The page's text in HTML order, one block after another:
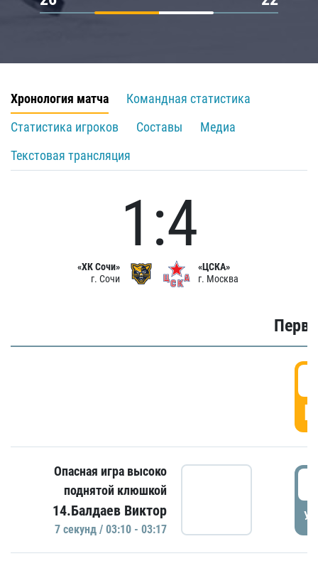
Хронология матча
Командная статистика
Статистика игроков
Составы
Медиа
Текстовая трансляция
«ХК Сочи»
г. Сочи
1:4
«ЦСКА»
г. Москва
Опасная игра высоко
поднятой клюшкой
14.Балдаев Виктор
7 секунд / 03:10 - 03:17